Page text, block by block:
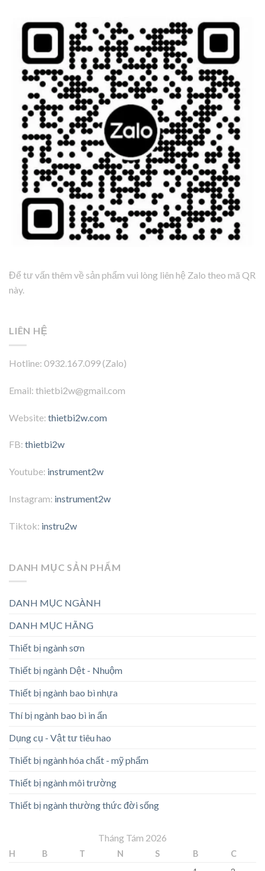
Để tư vấn thêm về sản phẩm vui lòng liên hệ Zalo theo mã QR
này.
LIÊN HỆ
Hotline: 0932.167.099 (Zalo)
Email: thietbi2w@gmail.com
Website: thietbi2w.com
FB: thietbi2w
Youtube: instrument2w
Instagram: instrument2w
Tiktok: instru2w
DANH MỤC SẢN PHẨM
DANH MỤC NGÀNH
DANH MỤC HÃNG
Thiết bị ngành sơn
Thiết bị ngành Dệt - Nhuộm
Thiết bị ngành bao bì nhựa
Thí bị ngành bao bì in ấn
Dụng cụ - Vật tư tiêu hao
Thiết bị ngành hóa chất - mỹ phẩm
Thiết bị ngành môi trường
Thiết bị ngành thường thức đời sống
Tháng Tám 2026
H B T N S B
C